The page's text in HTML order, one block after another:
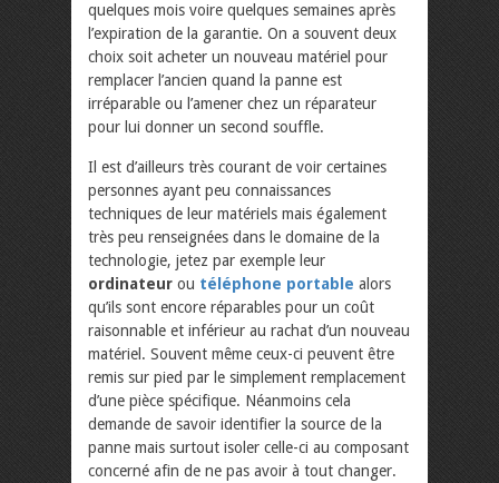
quelques mois voire quelques semaines après
l’expiration de la garantie. On a souvent deux
choix soit acheter un nouveau matériel pour
remplacer l’ancien quand la panne est
irréparable ou l’amener chez un réparateur
pour lui donner un second souffle.
Il est d’ailleurs très courant de voir certaines
personnes ayant peu connaissances
techniques de leur matériels mais également
très peu renseignées dans le domaine de la
technologie, jetez par exemple leur
ordinateur ou téléphone portable alors
qu’ils sont encore réparables pour un coût
raisonnable et inférieur au rachat d’un nouveau
matériel. Souvent même ceux-ci peuvent être
remis sur pied par le simplement remplacement
d’une pièce spécifique. Néanmoins cela
demande de savoir identifier la source de la
panne mais surtout isoler celle-ci au composant
concerné afin de ne pas avoir à tout changer.